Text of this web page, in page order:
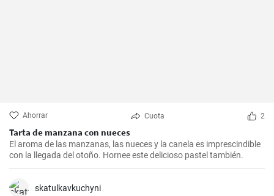
Ahorrar Cuota 2
Tarta de manzana con nueces
El aroma de las manzanas, las nueces y la canela es imprescindible
con la llegada del otoño. Hornee este delicioso pastel también.
skatulkavkuchyni